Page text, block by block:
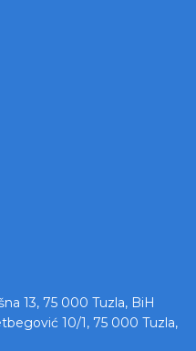
13, 75 000 Tuzla, BiH
10/1, 75 000 Tuzla,